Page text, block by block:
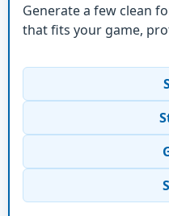
Generate a few clean
that fits your game,